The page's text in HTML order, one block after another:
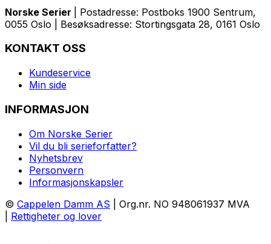
Norske Serier
| Postadresse: Postboks 1900 Sentrum,
0055 Oslo | Besøksadresse: Stortingsgata 28, 0161 Oslo
KONTAKT OSS
Kundeservice
Min side
INFORMASJON
Om Norske Serier
Vil du bli serieforfatter?
Nyhetsbrev
Personvern
Informasjonskapsler
© Cappelen Damm AS | Org.nr. NO 948061937 MVA
Rettigheter og lover